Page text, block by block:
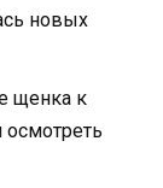
новых
щенка к